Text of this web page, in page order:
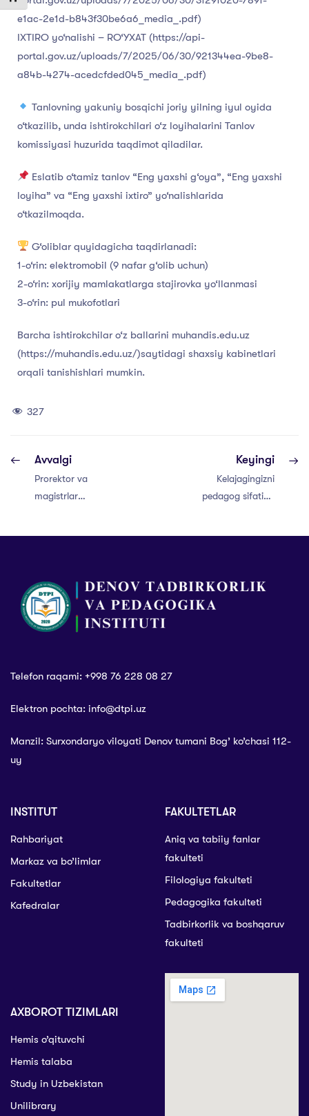
e1ac-2e1d-b843f30be6a6_media_.pdf)
IXTIRO yo‘nalishi – RO‘YXAT (https://api-
portal.gov.uz/uploads/7/2025/06/30/921344ea-9be8-
a84b-4274-acedcfded045_media_.pdf)
Tanlovning yakuniy bosqichi joriy yilning iyul oyida
o‘tkazilib, unda ishtirokchilari o‘z loyihalarini Tanlov
komissiyasi huzurida taqdimot qiladilar.
Eslatib o‘tamiz tanlov “Eng yaxshi g‘oya”, “Eng yaxshi
loyiha” va “Eng yaxshi ixtiro” yo‘nalishlarida
o‘tkazilmoqda.
G‘oliblar quyidagicha taqdirlanadi:
1-o‘rin: elektromobil (9 nafar g‘olib uchun)
2-o‘rin: xorijiy mamlakatlarga stajirovka yo‘llanmasi
3-o‘rin: pul mukofotlari
Barcha ishtirokchilar o‘z ballarini muhandis.edu.uz
(https://muhandis.edu.uz/)saytidagi shaxsiy kabinetlari
orqali tanishishlari mumkin.
327
Avvalgi
Prorektor va
magistrlar
Keyingi
Kelajagingizni
pedagog sifatida
Telefon raqami: +998 76 228 08 27
Elektron pochta: info@dtpi.uz
Manzil: Surxondaryo viloyati Denov tumani Bog’ ko’chasi 112-
uy
INSTITUT
Rahbariyat
Markaz va bo’limlar
Fakultetlar
Kafedralar
FAKULTETLAR
Aniq va tabiiy fanlar
fakulteti
Filologiya fakulteti
Pedagogika fakulteti
Tadbirkorlik va boshqaruv
fakulteti
AXBOROT TIZIMLARI
Hemis o’qituvchi
Hemis talaba
Study in Uzbekistan
Unilibrary